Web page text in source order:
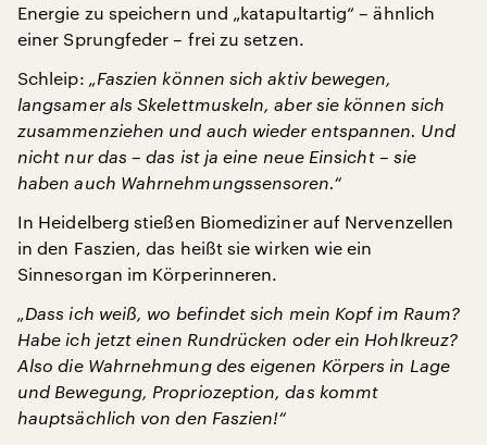
Energie zu speichern und „katapultartig“ – ähnlich
einer Sprungfeder – frei zu setzen.
Schleip: „Faszien können sich aktiv bewegen,
langsamer als Skelettmuskeln, aber sie können sich
zusammenziehen und auch wieder entspannen. Und
nicht nur das – das ist ja eine neue Einsicht – sie
haben auch Wahrnehmungssensoren.“
In Heidelberg stießen Biomediziner auf Nervenzellen
in den Faszien, das heißt sie wirken wie ein
Sinnesorgan im Körperinneren.
„Dass ich weiß, wo befindet sich mein Kopf im Raum?
Habe ich jetzt einen Rundrücken oder ein Hohlkreuz?
Also die Wahrnehmung des eigenen Körpers in Lage
und Bewegung, Propriozeption, das kommt
hauptsächlich von den Faszien!“